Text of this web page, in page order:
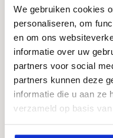
We gebruiken cookies
personaliseren, om
en om ons
informatie over uw
partners voor social
partners kunnen deze
informatie die u aan ze
verzameld op basis
Privacy
producten die je
verschillende actives
of Glow Serum in